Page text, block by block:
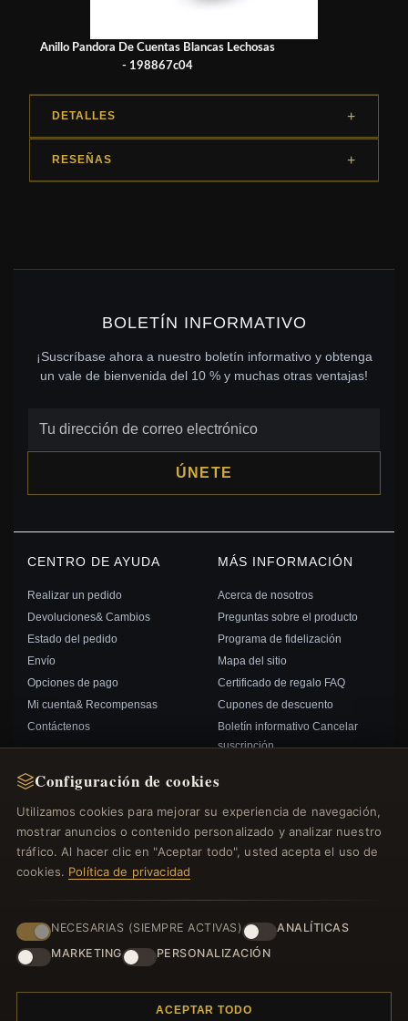
Configuración de cookies
Utilizamos cookies para mejorar su experiencia de navegación,
mostrar anuncios o contenido personalizado y analizar nuestro
tráfico. Al hacer clic en "Aceptar todo", usted acepta el uso de
cookies. Política de privacidad
NECESARIAS (SIEMPRE ACTIVAS)
ANALÍTICAS
MARKETING
PERSONALIZACIÓN
ACEPTAR TODO
Anillo Pandora De Cuentas Blancas Lechosas
- 198867c04
DETALLES
RESEÑAS
BOLETÍN INFORMATIVO
¡Suscríbase ahora a nuestro boletín informativo y obtenga
un vale de bienvenida del 10 % y muchas otras ventajas!
ÚNETE
CENTRO DE AYUDA
Realizar un pedido
Devoluciones& Cambios
Estado del pedido
Envío
Opciones de pago
Mi cuenta& Recompensas
Contáctenos
MÁS INFORMACIÓN
Acerca de nosotros
Preguntas sobre el producto
Programa de fidelización
Mapa del sitio
Certificado de regalo FAQ
Cupones de descuento
Boletín informativo Cancelar
suscripción
Nuevos productos
Ofertas especiales
Blog
Iniciar sesión